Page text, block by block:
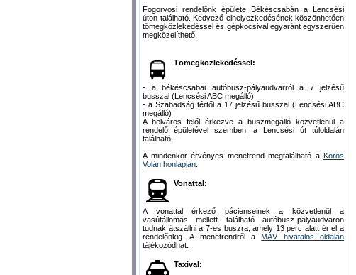
Fogorvosi rendelőnk épülete Békéscsabán a Lencsési
úton található. Kedvező elhelyezkedésének köszönhetően
tömegközlekedéssel és gépkocsival egyaránt egyszerűen
megközelíthető.
Tömegközlekedéssel:
- a békéscsabai autóbusz-pályaudvarról a 7 jelzésű
busszal (Lencsési ABC megálló)
- a Szabadság tértől a 17 jelzésű busszal (Lencsési ABC
megálló)
A belváros felől érkezve a buszmegálló közvetlenül a
rendelő épületével szemben, a Lencsési út túloldalán
található.
A mindenkor érvényes menetrend megtalálható a Körös
Volán honlapján
Vonattal:
A vonattal érkező pácienseinek a közvetlenül a
vasútállomás mellett található autóbusz-pályaudvaron
tudnak átszállni a 7-es buszra, amely 13 perc alatt ér el a
rendelőnkig. A menetrendről aMÁV hivatalos oldalán
tájékozódhat.
Taxival: